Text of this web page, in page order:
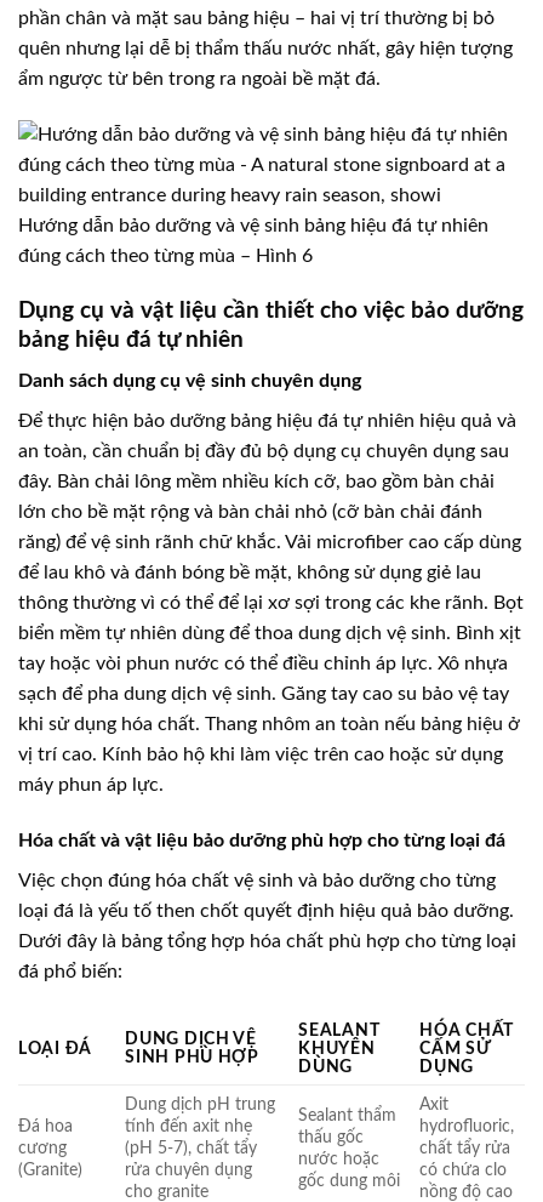
phần chân và mặt sau bảng hiệu – hai vị trí thường bị bỏ
quên nhưng lại dễ bị thẩm thấu nước nhất, gây hiện tượng
ẩm ngược từ bên trong ra ngoài bề mặt đá.
Hướng dẫn bảo dưỡng và vệ sinh bảng hiệu đá tự nhiên
đúng cách theo từng mùa – Hình 6
Dụng cụ và vật liệu cần thiết cho việc bảo dưỡng
bảng hiệu đá tự nhiên
Danh sách dụng cụ vệ sinh chuyên dụng
Để thực hiện bảo dưỡng bảng hiệu đá tự nhiên hiệu quả và
an toàn, cần chuẩn bị đầy đủ bộ dụng cụ chuyên dụng sau
đây. Bàn chải lông mềm nhiều kích cỡ, bao gồm bàn chải
lớn cho bề mặt rộng và bàn chải nhỏ (cỡ bàn chải đánh
răng) để vệ sinh rãnh chữ khắc. Vải microfiber cao cấp dùng
để lau khô và đánh bóng bề mặt, không sử dụng giẻ lau
thông thường vì có thể để lại xơ sợi trong các khe rãnh. Bọt
biển mềm tự nhiên dùng để thoa dung dịch vệ sinh. Bình xịt
tay hoặc vòi phun nước có thể điều chỉnh áp lực. Xô nhựa
sạch để pha dung dịch vệ sinh. Găng tay cao su bảo vệ tay
khi sử dụng hóa chất. Thang nhôm an toàn nếu bảng hiệu ở
vị trí cao. Kính bảo hộ khi làm việc trên cao hoặc sử dụng
máy phun áp lực.
Hóa chất và vật liệu bảo dưỡng phù hợp cho từng loại đá
Việc chọn đúng hóa chất vệ sinh và bảo dưỡng cho từng
loại đá là yếu tố then chốt quyết định hiệu quả bảo dưỡng.
Dưới đây là bảng tổng hợp hóa chất phù hợp cho từng loại
đá phổ biến:
LOẠI ĐÁ
DUNG DỊCH VỆ
SINH PHÙ HỢP
SEALANT
KHUYÊN
DÙNG
HÓA CHẤT
CẤM SỬ
DỤNG
Đá hoa
cương
(Granite)
Dung dịch pH trung
tính đến axit nhẹ
(pH 5-7), chất tẩy
rửa chuyên dụng
cho granite
Sealant thẩm
thấu gốc
nước hoặc
gốc dung môi
Axit
hydrofluoric,
chất tẩy rửa
có chứa clo
nồng độ cao